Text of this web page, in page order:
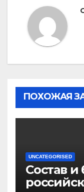
ПОХОЖАЯ
UNCATEGORISED
Состав